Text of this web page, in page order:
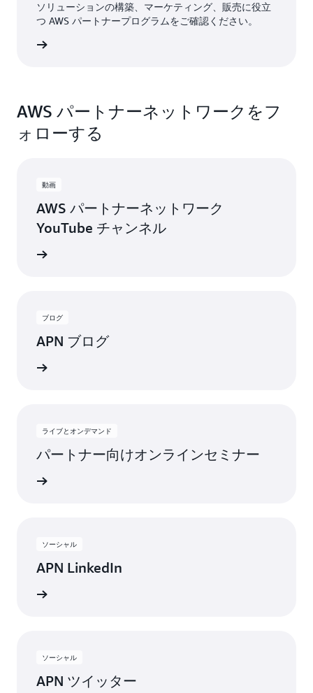
ソリューションの構築、マーケティング、販売に役立
つ AWS パートナープログラムをご確認ください。
AWS パートナーネットワークをフ
ォローする
動画
AWS パートナーネットワーク
YouTube チャンネル
ブログ
APN ブログ
ライブとオンデマンド
パートナー向けオンラインセミナー
ソーシャル
APN LinkedIn
ソーシャル
APN ツイッター